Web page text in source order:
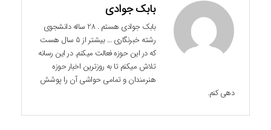
بابک جوادی
بابک جوادی هستم . 28 ساله دانشجوی
رشته خبرنگاری ... بیشتر از 5 سال هست
که در این حوزه فعالت میکنم. در این رسانه
تلاش میکنم تا به روزترین اخبار حوزه
هنرمندان و تمامی حواشی آن را پوشش
دهی کنم.